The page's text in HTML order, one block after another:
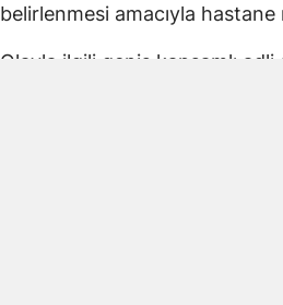
belirlenmesi amacıyla hastane
Olayla ilgili geniş kapsamlı